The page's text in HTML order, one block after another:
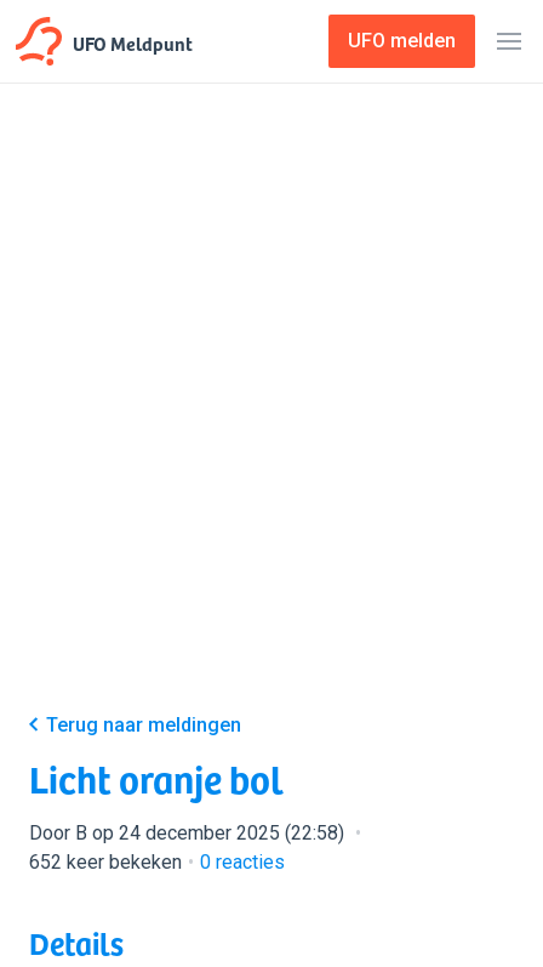
UFO Meldpunt UFO melden
Terug naar meldingen
Licht oranje bol
Door B op 24 december 2025 (22:58)
652 keer bekeken
0 reacties
Details